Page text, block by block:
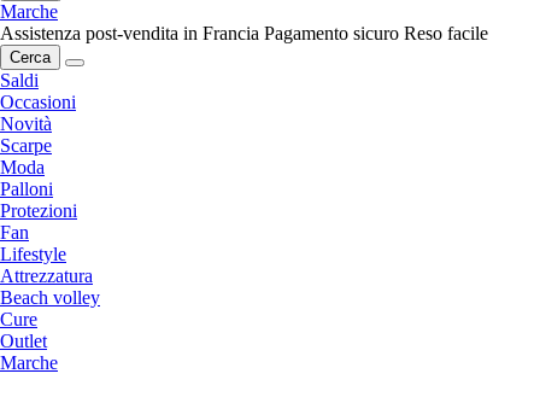
Marche
Assistenza post-vendita in Francia Pagamento sicuro Reso facile
Cerca
Saldi
Occasioni
Novità
Scarpe
Moda
Palloni
Protezioni
Fan
Lifestyle
Attrezzatura
Beach volley
Cure
Outlet
Marche